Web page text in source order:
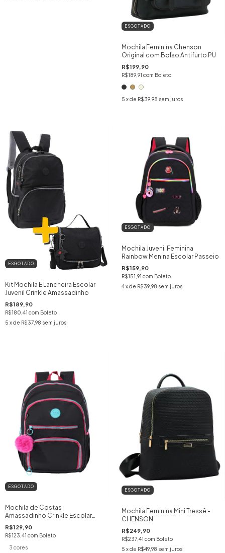
ESGOTADO
Mochila Feminina Chenson
Original com Bolso Antifurto PU
R$199,90
R$189,91 com Boleto
5 x de R$39,98 sem juros
ESGOTADO
Kit Mochila E Lancheira Escolar
Juvenil Crinkle Amassadinho
R$189,90
R$180,41 com Boleto
5 x de R$37,98 sem juros
ESGOTADO
Mochila Juvenil Feminina
Rainbow Menina Escolar Passeio
R$159,90
R$151,91 com Boleto
4 x de R$39,98 sem juros
ESGOTADO
Mochila de Costas
Amassadinho Crinkle Escolar
Juvenil Zíper Colorido
R$129,90
R$123,41 com Boleto
3 cores
ESGOTADO
Mochila Feminina Mini Tressê -
CHENSON
R$249,90
R$237,41 com Boleto
5 x de R$49,98 sem juros